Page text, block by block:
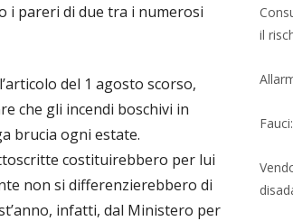
i pareri di due tra i numerosi
del 1 agosto scorso,
che gli incendi boschivi in
brucia ogni estate.
costituirebbero per lui
non si differenzierebbero di
infatti, dal Ministero per
il